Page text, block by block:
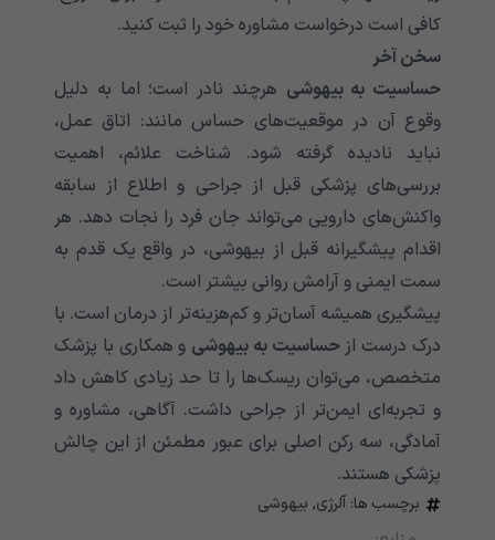
کافی است درخواست مشاوره خود را ثبت کنید.
سخن آخر
حساسیت به بیهوشی هرچند نادر است؛ اما به دلیل
وقوع آن در موقعیت‌های حساس مانند: اتاق عمل،
نباید نادیده گرفته شود. شناخت علائم، اهمیت
بررسی‌های پزشکی قبل از جراحی و اطلاع از سابقه
واکنش‌های دارویی می‌تواند جان فرد را نجات دهد. هر
اقدام پیشگیرانه قبل از بیهوشی، در واقع یک قدم به
سمت ایمنی و آرامش روانی بیشتر است.
پیشگیری همیشه آسان‌تر و کم‌هزینه‌تر از درمان است. با
درک درست ازحساسیت به بیهوشی و همکاری با پزشک
متخصص، می‌توان ریسک‌ها را تا حد زیادی کاهش داد
و تجربه‌ای ایمن‌تر از جراحی داشت. آگاهی، مشاوره و
آمادگی، سه رکن اصلی برای عبور مطمئن از این چالش
پزشکی هستند.
برچسب ها: آلرژی, بیهوشی